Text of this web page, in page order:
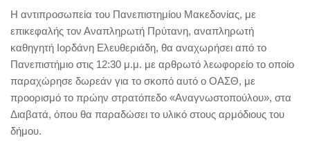
Η αντιπροσωπεία του Πανεπιστημίου Μακεδονίας, με
επικεφαλής τον Αναπληρωτή Πρύτανη, αναπληρωτή
καθηγητή Ιορδάνη Ελευθεριάδη, θα αναχωρήσει από το
Πανεπιστήμιο στις 12:30 μ.μ. με αρθρωτό λεωφορείο το οποίο
παραχώρησε δωρεάν για το σκοπό αυτό ο ΟΑΣΘ, με
προορισμό το πρώην στρατόπεδο «Αναγνωστοπούλου», στα
Διαβατά, όπου θα παραδώσει το υλικό στους αρμόδιους του
δήμου.